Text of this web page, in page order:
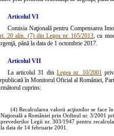
Articolul VI
Comisia Naţională pentru Compensarea
20 alin. (7) din Legea nr. 165/2013, cu
până la data de 1 octombrie 2017.
Articolul VII
La articolul 31 dinLegea nr. 10/2001
în Monitorul Oficial al României,
cuprins:
(4) Recalcularea valorii acţiunilor se face
Naţională a României prin Ordinul nr. 3/2001
prevederilor Legii nr. 303/1947 pentru
la data de 14 februarie 2001.